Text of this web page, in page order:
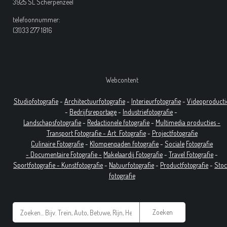
3925 SL Scherpenzeel
telefoonnummer:
(31)33 277 1816
Webcontent
Studiofotografie- Architectuurfotografie- Interieurfotografie-
- Bedrijfsreportage- Industriefotografie-
Landschapsfotografie- Redactionele fotografie- Multimedia producties -
Transport Fotografie - Art Fotografie- Projectfotografie
Culinaire Fotografie- Klompenpaden fotografie-Sociale Fotografie
- Documentaire Fotografie- Makelaardij Fotografie-Travel Fotografie-
Sportfotografie - Kunstfotografie- Natuurfotografie- Productfotografie-
fotografie
Zoeken